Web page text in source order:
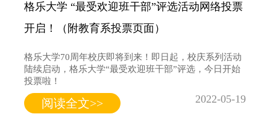
格乐大学 “最受欢迎班干部”评选活动网络投票
开启！（附教育系投票页面）
格乐大学70周年校庆即将到来！即日起，校庆系列活动
陆续启动，格乐大学“最受欢迎班干部”评选，今日开始
投票啦！
阅读全文>> 2022-05-19